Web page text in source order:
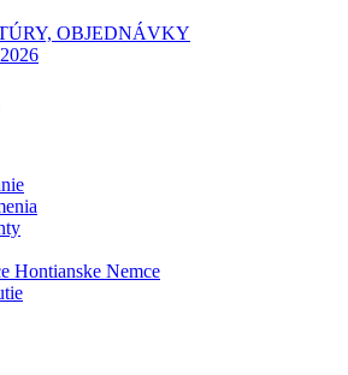
OBJEDNÁVKY
Hontianske Nemce